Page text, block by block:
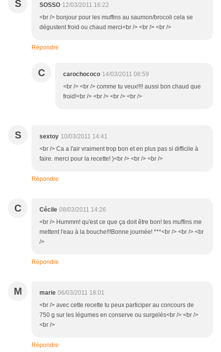
S SOSSO 12/03/2011 16:22
<br /> bonjour pour les muffins au saumon/brocoli cela se
dégustent froid ou chaud merci<br /> <br /> <br />
Répondre
C carochococo 14/03/2011 08:59
<br /> <br /> comme tu veux!!!! aussi bon chaud que
froid!<br /> <br /> <br /> <br />
S sextoy 10/03/2011 14:41
<br /> Ca a l'air vraiment trop bon et en plus pas si difficile à
faire. merci pour la recette! )<br /> <br /> <br />
Répondre
C Cécile 08/03/2011 14:26
<br /> Hummm! qu'est ce que ça doit être bon! tes muffins me
mettent l'eau à la bouche!!!Bonne journée! ***<br /> <br /> <br
/>
Répondre
M marie 06/03/2011 18:01
<br /> avec cette recette tu peux participer au concours de
750 g sur les légumes en conserve ou surgelés<br /> <br />
<br />
Répondre